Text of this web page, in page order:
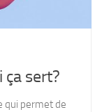
ça sert?
qui permet de